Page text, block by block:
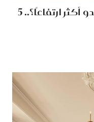
كيف تجعلين سقف المنزل يبدو أكثر ارتفاعًا؟.. 5